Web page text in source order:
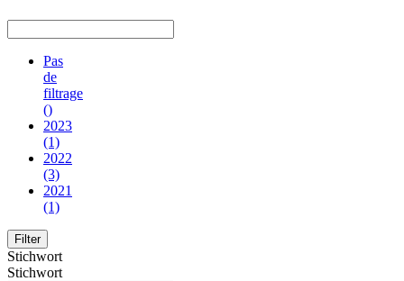
Pas
de
filtrage
()
2023
(1)
2022
(3)
2021
(1)
Stichwort
Stichwort